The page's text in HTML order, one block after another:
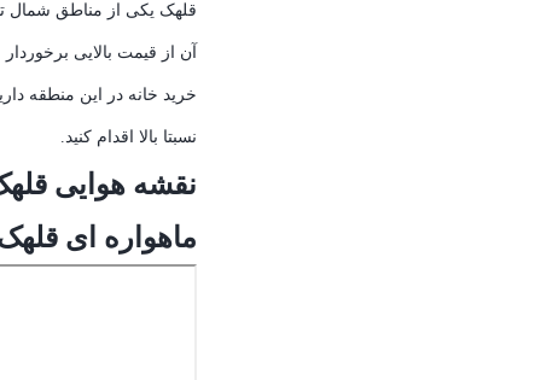
قلهک یکی از مناطق شمال
آن از قیمت بالایی
خرید خانه در این منطقه
نسبتا بالا اقدام کنید.
نقشه هوایی
ماهواره ای